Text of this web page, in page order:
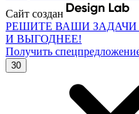
Сайт создан
РЕШИТЕ ВАШИ
И ВЫГОДНЕЕ!
Получить
30